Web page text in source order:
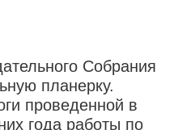
Собрания
планерку.
проведенной в
года работы по